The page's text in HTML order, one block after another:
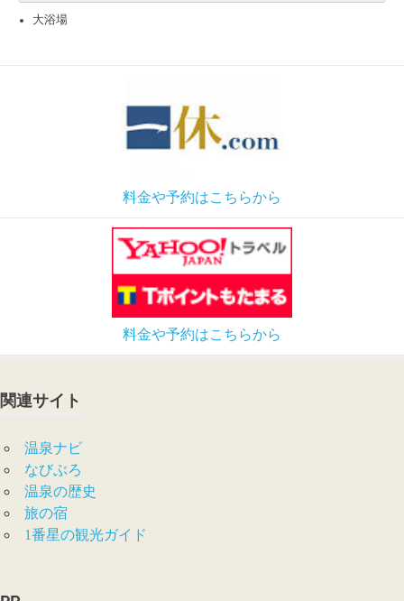
大浴場
料金や予約はこちらから
料金や予約はこちらから
関連サイト
温泉ナビ
なびぶろ
温泉の歴史
旅の宿
1番星の観光ガイド